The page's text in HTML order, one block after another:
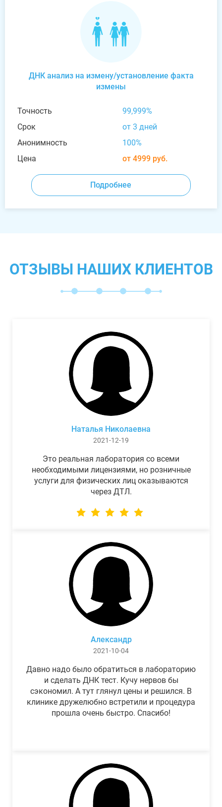
ДНК анализ на измену/установление факта
измены
Точность
99,999%
Срок
от 3 дней
Анонимность
100%
Цена
от 4999 руб.
Подробнее
ОТЗЫВЫ НАШИХ КЛИЕНТОВ
Наталья Николаевна
2021-12-19
Это реальная лаборатория со всеми
необходимыми лицензиями, но розничные
услуги для физических лиц оказываются
через ДТЛ.
Александр
2021-10-04
Давно надо было обратиться в лабораторию
и сделать ДНК тест. Кучу нервов бы
сэкономил. А тут глянул цены и решился. В
клинике дружелюбно встретили и процедура
прошла очень быстро. Спасибо!